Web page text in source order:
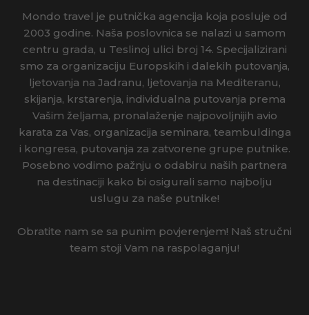
Mondo travel je putnička agencija koja posluje od
2003 godine. Naša poslovnica se nalazi u samom
centru grada, u Teslinoj ulici broj 14. Specijalizirani
smo za organizaciju Europskih i dalekih putovanja,
ljetovanja na Jadranu, ljetovanja na Mediteranu,
skijanja, krstarenja, individualna putovanja prema
Vašim željama, pronalaženje najpovoljnijih avio
karata za Vas, organizacija seminara, teambuldinga
i kongresa, putovanja za zatvorene grupe putnike.
Posebno vodimo pažnju o odabiru naših partnera
na destinaciji kako bi osigurali samo najbolju
uslugu za naše putnike!
Obratite nam se sa punim povjerenjem! Naš stručni
team stoji Vam na raspolaganju!